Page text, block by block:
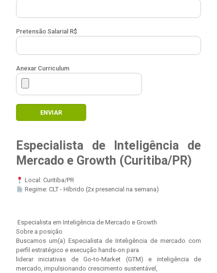
Pretensão Salarial R$
Anexar Curriculum
Especialista de Inteligência de
Mercado e Growth (Curitiba/PR)
Local: Curitiba/PR
Regime: CLT - Híbrido (2x presencial na semana)
Especialista em Inteligência de Mercado e Growth
Sobre a posição
Buscamos um(a) Especialista de Inteligência de mercado com
perfil estratégico e execução hands-on para
liderar iniciativas de Go-to-Market (GTM) e inteligência de
mercado, impulsionando crescimento sustentável,